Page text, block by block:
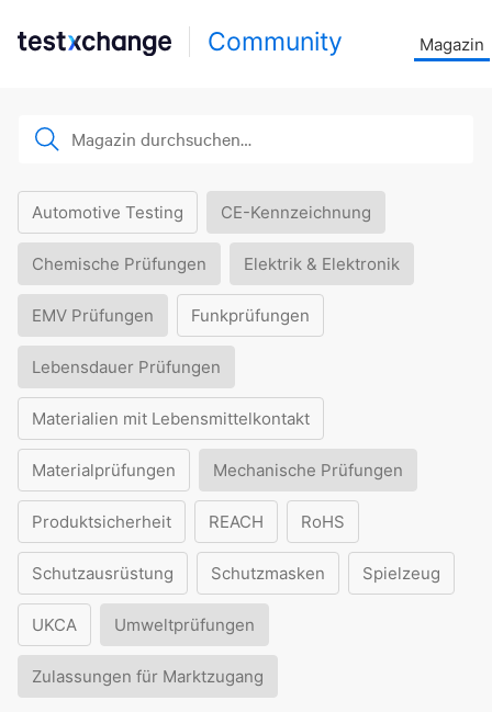
Community Magazin
Automotive Testing CE-Kennzeichnung
Chemische Prüfungen Elektrik & Elektronik
EMV Prüfungen Funkprüfungen
Lebensdauer Prüfungen
Materialien mit Lebensmittelkontakt
Materialprüfungen Mechanische Prüfungen
Produktsicherheit REACH RoHS
Schutzausrüstung Schutzmasken Spielzeug
UKCA Umweltprüfungen
Zulassungen für Marktzugang